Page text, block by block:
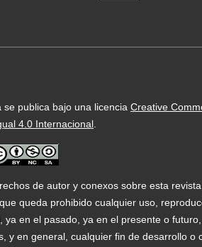
se publica bajo una licencia Creative
4.0 Internacional
de autor y conexos sobre esta
queda prohibido cualquier uso,
en el pasado, ya en el presente o
en general, cualquier fin de desarrollo o